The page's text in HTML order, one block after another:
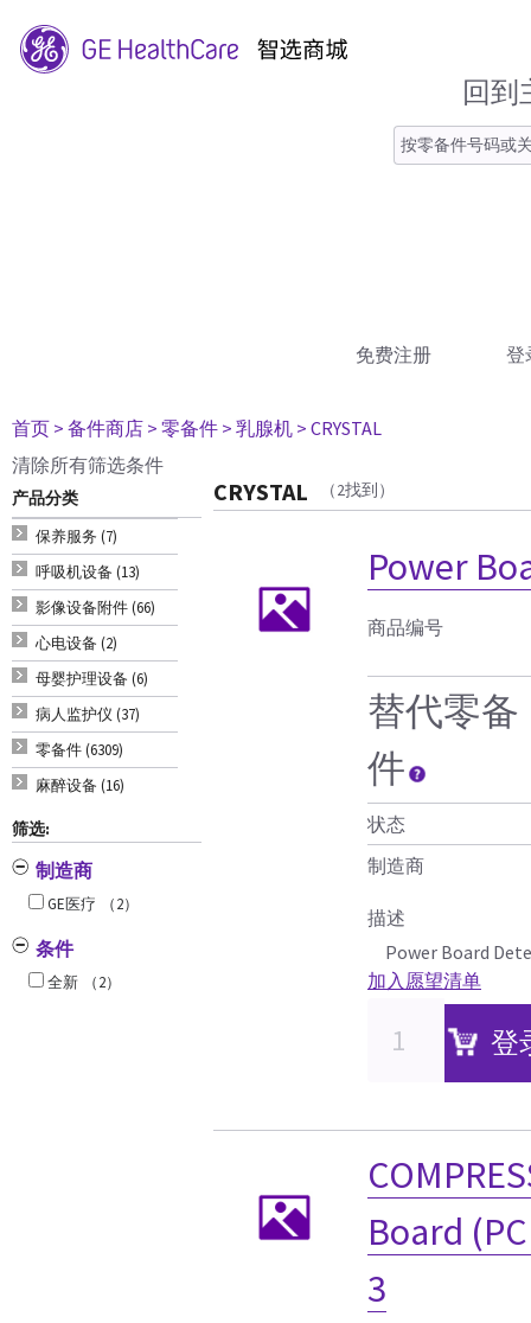
回到
免费注册 登
首页 > 备件商店 > 零备件 > 乳腺机 > CRYSTAL
清除所有筛选条件
产品分类
保养服务 (7)
呼吸机设备 (13)
影像设备附件 (66)
心电设备 (2)
母婴护理设备 (6)
病人监护仪 (37)
零备件 (6309)
麻醉设备 (16)
筛选:
制造商
GE医疗 （2）
条件
全新 （2）
CRYSTAL （2找到）
Power
商品编号
替代零备
件
状态
制造商
描述
Power Board
加入愿望清单
登
Board
3